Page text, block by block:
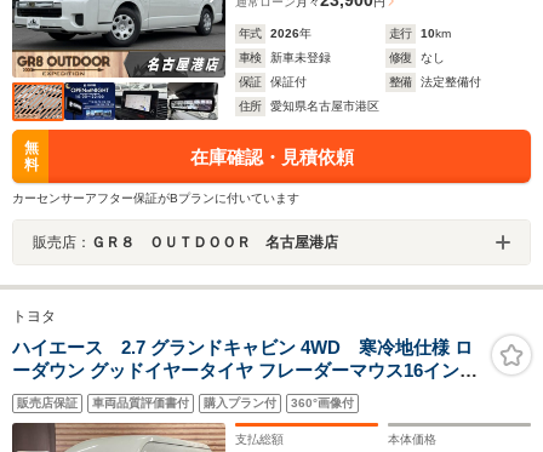
年式 2026年 走行 10km
車検
新車未登録 修復
なし
保証
保証付 整備
法定整備付
住所
愛知県名古屋市港区
無
料
在庫確認・見積依頼
カーセンサーアフター保証がBプランに付いています
販売店： ＧＲ８ ＯＵＴＤＯＯＲ 名古屋港店
トヨタ
ハイエース 2.7 グランドキャビン 4WD 寒冷地仕様 ロ
ーダウン グッドイヤータイヤ フレーダーマウス16インチ
AW フロントスポイラー リーガルフェンダー クラッツィ
オシートカバー 黒木目調インテリアパネル/ハンドル/シフ
トノブ ナビ バックカメラ
販売店保証 車両品質評価書付 購入プラン付 360°画像付
支払総額 本体価格